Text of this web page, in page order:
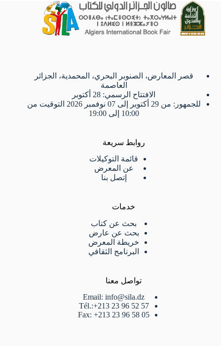
قصر المعارض، الصنوبر البحري، المحمدية، الجزائر
العاصمة
الافتتاح الرسمي: 28 أكتوبر
للجمهور: من 29 أكتوبر إلى 07 نوفمبر 2026 التوقيت من
10:00 إلى 19:00
روابط سريعة
قائمة التوكيلات
عن المعرض
إتصل بنا
خدمات
بحث عن كتاب
بحث عن عارض
خريطة المعرض
البرنامج الثقافي
تواصل معنا
Email: info@sila.dz
Tél.:+213 23 96 52 57
Fax: +213 23 96 58 05